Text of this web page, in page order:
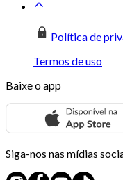
Política de
Termos de uso
Baixe o app
Siga-nos nas mídias